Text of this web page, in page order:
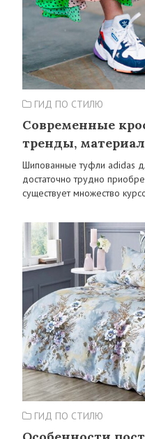
ГИД ПО СТИЛЮ
Современные
тренды,
Шипованные туфли adidas
достаточно трудно
существует множество
ГИД ПО СТИЛЮ